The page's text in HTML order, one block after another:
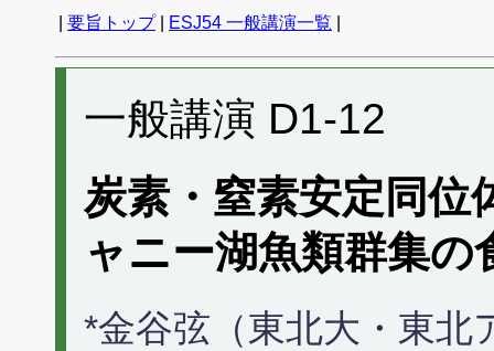
要旨トップ| ESJ54 一般講演一覧
一般講演 D1-12
炭素・窒素安定同位
ャニー湖魚類群集の
*金谷弦（東北大・東北